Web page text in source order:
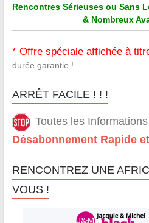
Rencontres Sérieuses ou Sans
& Nombreux
* Offre spéciale affichée à
durée garantie !
ARRÊT FACILE ! ! !
Toutes les
Désabonnement Rapide
RENCONTREZ UNE
VOUS !